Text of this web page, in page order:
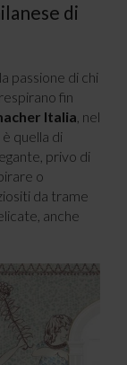
di
passione di chi
fin
Italia , nel
quella di
privo di
o
da trame
anche